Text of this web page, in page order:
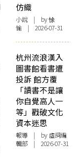
仿織
小說 | by 悇
愉 | 2026-07-31
杭州流浪漢入
圖書館看書遭
投訴 館方覆
「讀書不是讓
你自覺高人一
等」戳破文化
資本迷思
報導 | by 虛詞編
輯部 | 2026-07-31